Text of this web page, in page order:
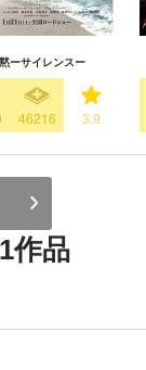
ーサイレンスー
46216 3.9
作品